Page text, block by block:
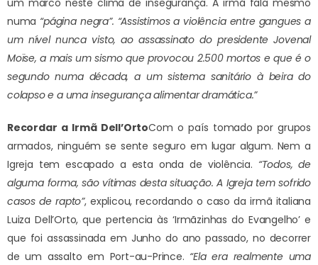
um marco neste clima de insegurança. A irmã fala mesmo
numa “página negra”. “Assistimos a violência entre gangues a
um nível nunca visto, ao assassinato do presidente Jovenal
Moïse, a mais um sismo que provocou 2.500 mortos e que é o
segundo numa década, a um sistema sanitário à beira do
colapso e a uma insegurança alimentar dramática.”
Recordar a Irmã Dell’OrtoCom o país tomado por grupos
armados, ninguém se sente seguro em lugar algum. Nem a
Igreja tem escapado a esta onda de violência. “Todos, de
alguma forma, são vítimas desta situação. A Igreja tem sofrido
casos de rapto”, explicou, recordando o caso da irmã italiana
Luiza Dell’Orto, que pertencia às ‘Irmãzinhas do Evangelho’ e
que foi assassinada em Junho do ano passado, no decorrer
de um assalto em Port-au-Prince. “Ela era realmente uma